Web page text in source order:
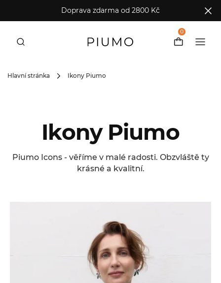
Doprava zdarma od 2800 Kč
0
Hlavní stránka Ikony Piumo
Ikony Piumo
Piumo Icons - věříme v malé radosti. Obzvláště ty
krásné a kvalitní.